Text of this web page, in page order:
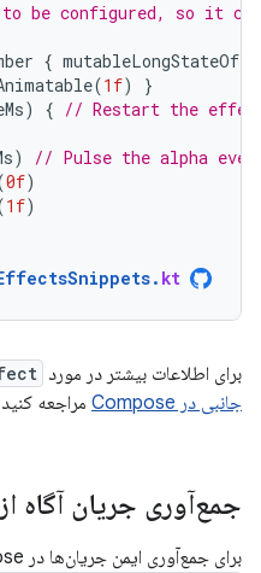
be configured, so it
{ mutableLongStateOf
(1f)
}
) { // Restart the effect
)
// Pulse the alpha
0f)
1f)
. kt
برای اطلاعات بیشتر در مورد
جانبی در Compose
مراجعه
جمع‌آوری جریان آگاه
برای جمع‌آوری ایمن جریان‌ها در Jetpack Compose، از API